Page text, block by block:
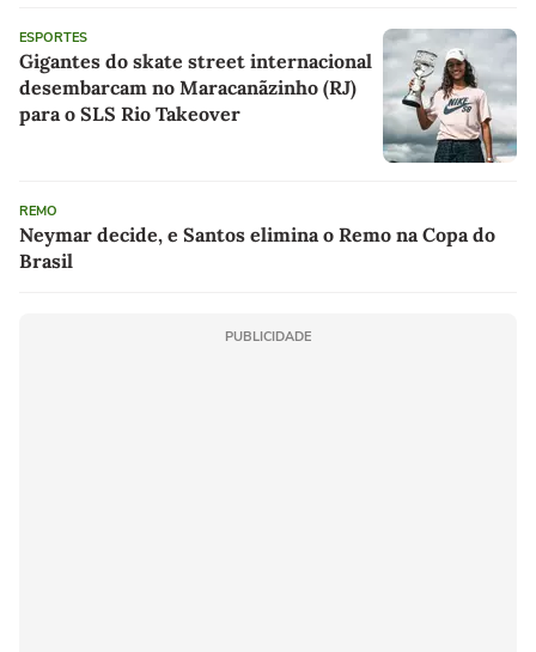
ESPORTES
Gigantes do skate street internacional
desembarcam no Maracanãzinho (RJ)
para o SLS Rio Takeover
REMO
Neymar decide, e Santos elimina o Remo na Copa do
Brasil
PUBLICIDADE